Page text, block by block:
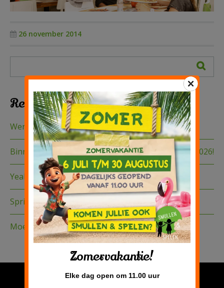
Kinderfeestje
Groepen
26 november 2014
Recente berichten
Werkzaamheden op de route
Binnenkort te boeken: de Sinterklaas Experience 2026!
Yeah zomervakantie!
Springkussen festival 2026
Moederdag verwen brunch 2026
Privacy verklaring
Zomervakantie!
Elke dag open om 11.00 uur